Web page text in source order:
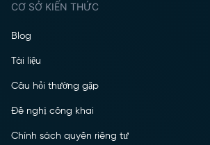
CƠ SỞ KIẾN THỨC
Blog
Tài liệu
Câu hỏi thường gặp
Đề nghị công khai
Chính sách quyền riêng tư